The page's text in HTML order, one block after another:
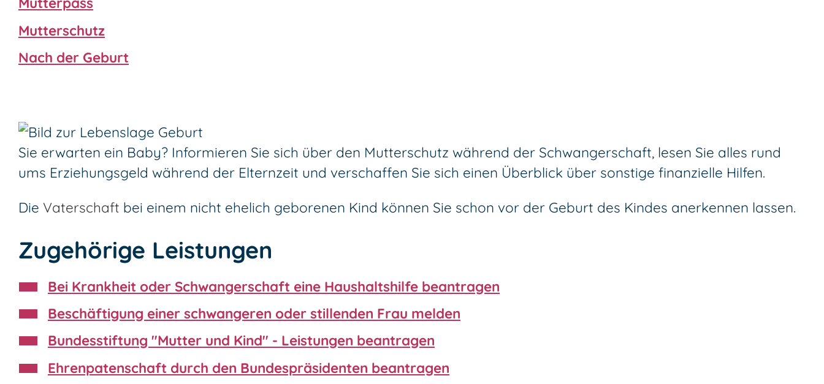
Mutterschutz
Nach der Geburt
Sie erwarten ein Baby? Informieren Sie sich über den Mutterschutz während der Schwangerschaft, lesen Sie alles rund
ums Erziehungsgeld während der Elternzeit und verschaffen Sie sich einen Überblick über sonstige finanzielle Hilfen.
Die Vaterschaft bei einem nicht ehelich geborenen Kind können Sie schon vor der Geburt des Kindes anerkennen lassen.
Zugehörige Leistungen
Bei Krankheit oder Schwangerschaft eine Haushaltshilfe beantragen
Beschäftigung einer schwangeren oder stillenden Frau melden
Bundesstiftung "Mutter und Kind" - Leistungen beantragen
Ehrenpatenschaft durch den Bundespräsidenten beantragen